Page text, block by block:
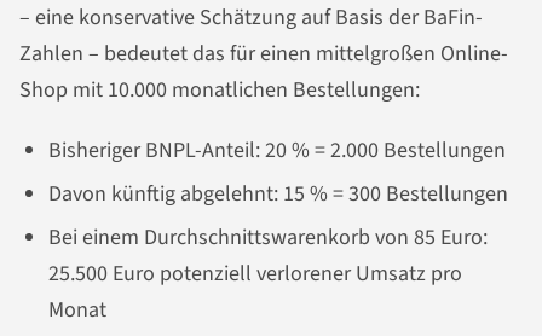
– eine konservative Schätzung auf Basis der BaFin-
Zahlen – bedeutet das für einen mittelgroßen Online-
Shop mit 10.000 monatlichen Bestellungen:
Bisheriger BNPL-Anteil: 20 % = 2.000 Bestellungen
Davon künftig abgelehnt: 15 % = 300 Bestellungen
Bei einem Durchschnittswarenkorb von 85 Euro:
25.500 Euro potenziell verlorener Umsatz pro
Monat